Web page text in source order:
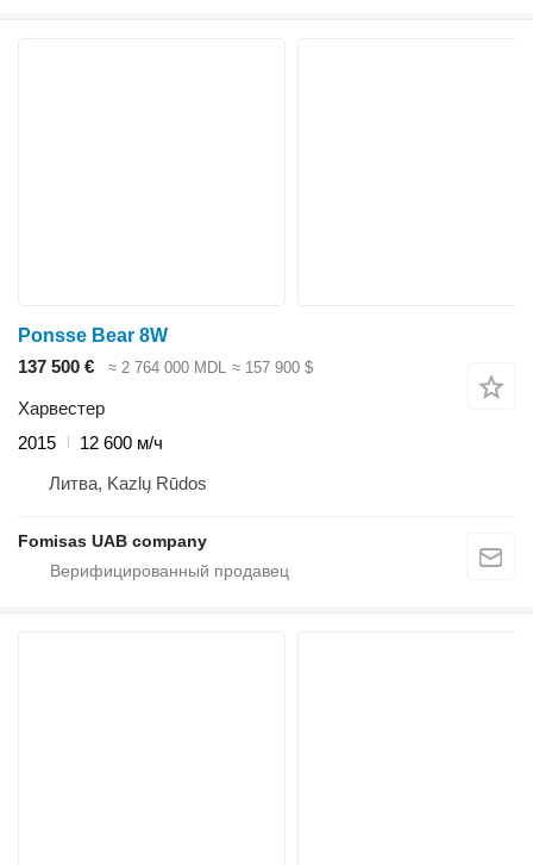
Ponsse Bear 8W
137 500 €
≈ 2 764 000 MDL ≈ 157 900 $
Харвестер
2015
12 600 м/ч
Литва, Kazlų Rūdos
Fomisas UAB company